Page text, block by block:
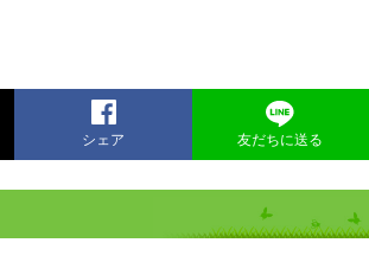
シェア 友だちに送る